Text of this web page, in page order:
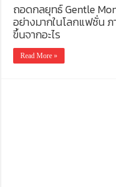
ถอดกลยุทธ์ Gentle
อย่างมากในโลกแฟชั่น
ขึ้นจากอะไร
Read More »